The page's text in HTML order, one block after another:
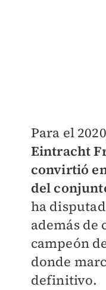
Para el
Eintracht
convirtió
del
ha
además de
campeón
donde
definitivo.